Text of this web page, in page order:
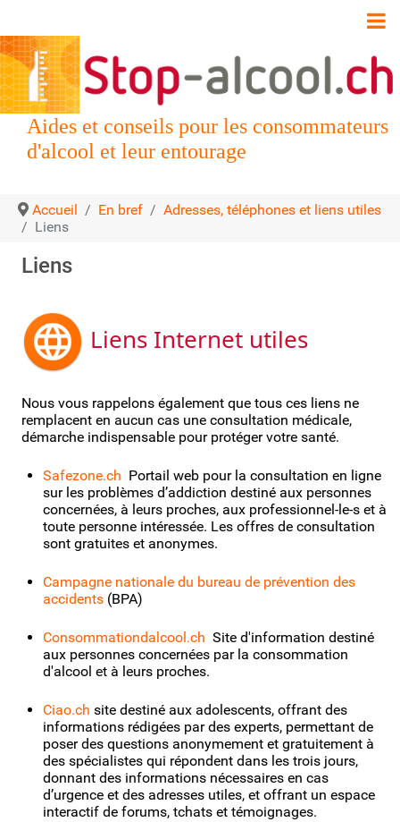
Aides et conseils pour les consommateurs
d'alcool et leur entourage
Accueil En bref
Adresses, téléphones et liens utiles
Liens
Liens
Liens Internet utiles
Nous vous rappelons également que tous ces liens ne
remplacent en aucun cas une consultation médicale,
démarche indispensable pour protéger votre santé.
Safezone.ch Portail web pour la consultation en ligne
sur les problèmes d’addiction destiné aux personnes
concernées, à leurs proches, aux professionnel-le-s et à
toute personne intéressée. Les offres de consultation
sont gratuites et anonymes.
Campagne nationale du bureau de prévention des
accidents (BPA)
Consommationdalcool.ch Site d'information destiné
aux personnes concernées par la consommation
d'alcool et à leurs proches.
Ciao.ch site destiné aux adolescents, offrant des
informations rédigées par des experts, permettant de
poser des questions anonymement et gratuitement à
des spécialistes qui répondent dans les trois jours,
donnant des informations nécessaires en cas
d’urgence et des adresses utiles, et offrant un espace
interactif de forums, tchats et témoignages.